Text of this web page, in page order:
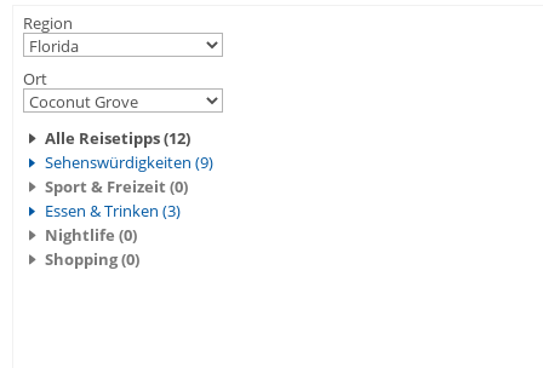
Region
Ort
Alle Reisetipps (12)
Sehenswürdigkeiten (9)
Sport & Freizeit (0)
Essen & Trinken (3)
Nightlife (0)
Shopping (0)